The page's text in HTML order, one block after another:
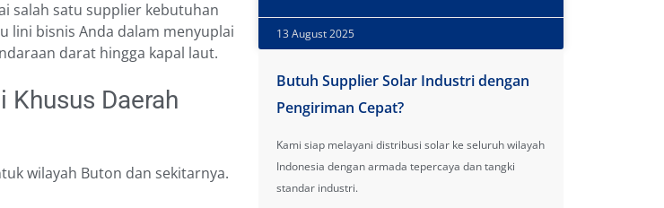
salah satu supplier kebutuhan
lini bisnis Anda dalam menyuplai
darat hingga kapal laut.
Khusus Daerah
wilayah Buton dan sekitarnya.
13 August 2025
Butuh Supplier Solar Industri dengan
Pengiriman Cepat?
Kami siap melayani distribusi solar ke seluruh wilayah
Indonesia dengan armada tepercaya dan tangki
standar industri.